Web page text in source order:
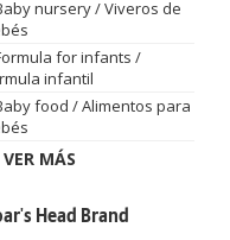
nursery / Viveros de
for infants /
infantil
food / Alimentos para
VER MÁS
Head Brand